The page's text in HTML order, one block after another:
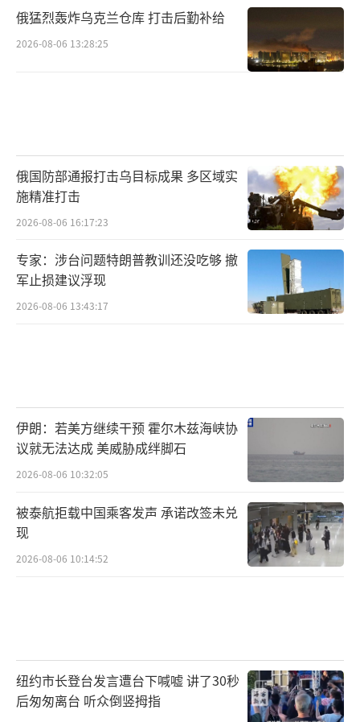
俄猛烈轰炸乌克兰仓库 打击后勤补给
2026-08-06 13:28:25
俄国防部通报打击乌目标成果 多区域实
施精准打击
2026-08-06 16:17:23
专家：涉台问题特朗普教训还没吃够 撤
军止损建议浮现
2026-08-06 13:43:17
伊朗：若美方继续干预 霍尔木兹海峡协
议就无法达成 美威胁成绊脚石
2026-08-06 10:32:05
被泰航拒载中国乘客发声 承诺改签未兑
现
2026-08-06 10:14:52
纽约市长登台发言遭台下喊嘘 讲了30秒
后匆匆离台 听众倒竖拇指